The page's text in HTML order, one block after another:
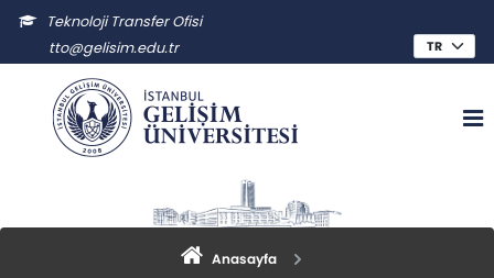
Teknoloji Transfer Ofisi
tto@gelisim.edu.tr
Anasayfa